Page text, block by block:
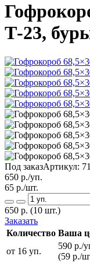
Т-23,
Под заказАртикул:
650 р./уп.
65 р./шт.
650 р. (10 шт.)
Заказать
Количество Ваша
от 16 уп.
590 р./
(59 р./